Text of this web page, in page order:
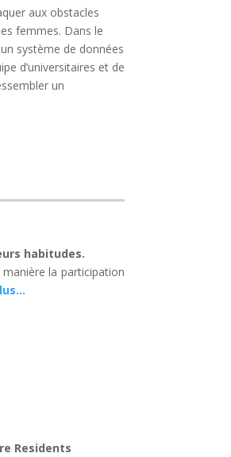
aux obstacles
femmes. Dans le
système de données
d’universitaires et de
un
habitudes.
la participation
Residents